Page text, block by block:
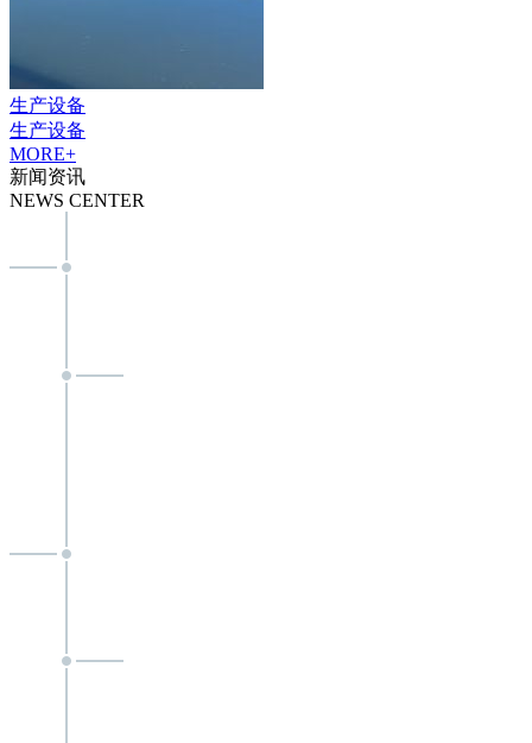
生产设备
生产设备
MORE+
新闻资讯
NEWS CENTER